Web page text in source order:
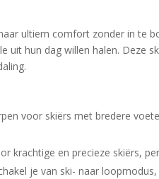
ultiem comfort zonder in te
uit hun dag willen halen.
voor skiërs met bredere
krachtige en precieze skiërs,
je van ski- naar